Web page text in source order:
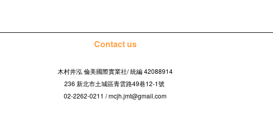
Contact us
木村井泓 倫美國際實業社/統編 42088914
236 新北市土城區青雲路49巷12-1號
02-2262-0211 / mcjh.jmt@gmail.com